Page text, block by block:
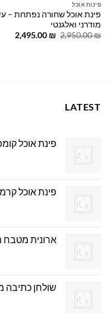
פינות אוכל
פינת אוכל שחורה נפתחת –
מודרני ואלגנטי
2,950.00₪
המחיר
2,495.00 ₪
LATEST
פינת אוכל קומפקטית עם
פינת אוכל קרמיקה
ארונית מטבח
שולחן כתיבה